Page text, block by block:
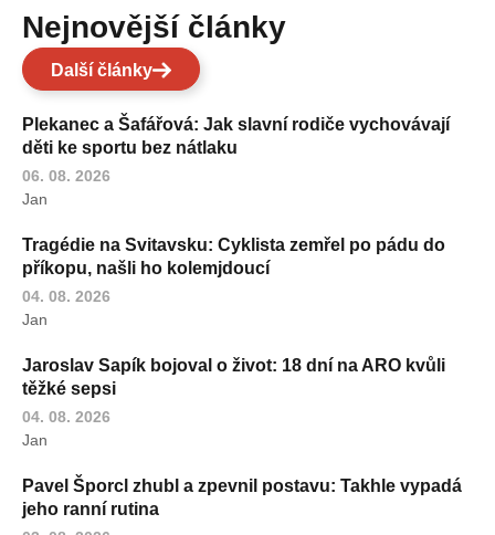
Nejnovější články
Další články
Plekanec a Šafářová: Jak slavní rodiče vychovávají
děti ke sportu bez nátlaku
06. 08. 2026
Jan
Tragédie na Svitavsku: Cyklista zemřel po pádu do
příkopu, našli ho kolemjdoucí
04. 08. 2026
Jan
Jaroslav Sapík bojoval o život: 18 dní na ARO kvůli
těžké sepsi
04. 08. 2026
Jan
Pavel Šporcl zhubl a zpevnil postavu: Takhle vypadá
jeho ranní rutina